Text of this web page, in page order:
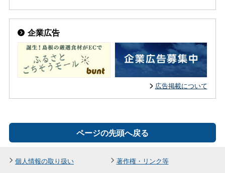
企業広告
広告掲載について
ページの先頭へ戻る
個人情報の取り扱い
著作権・リンク等